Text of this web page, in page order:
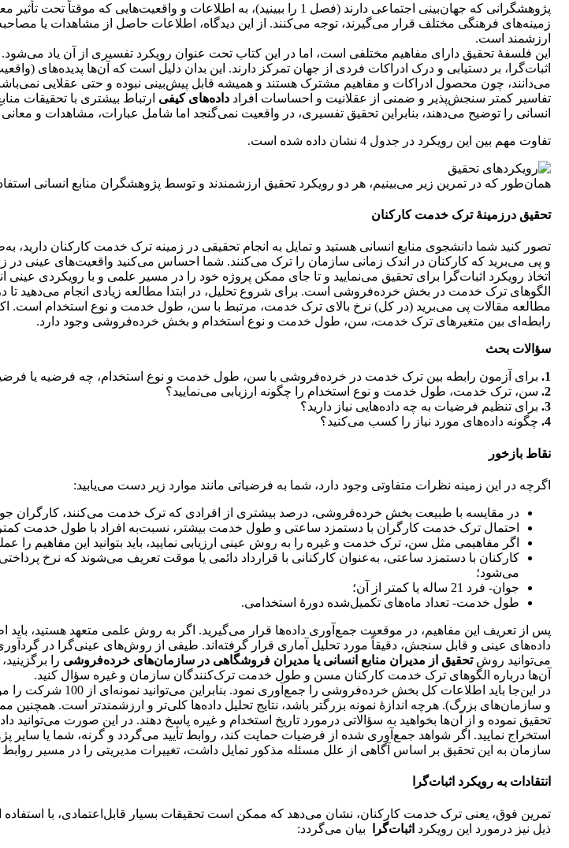
پژوهشگرانی که جهان‌بینی اجتماعی دارند (فصل 1 را ببینید)، به اطلاعات و
زمینه‌های فرهنگی مختلف قرار می‌گیرند، توجه می‌کنند. از این دیدگاه، اطلاعات حاصل از مشاهدات یا
ارزشمند است.
این فلسفۀ تحقیق دارای مفاهیم مختلفی است، اما در این کتاب تحت عنوان رویکرد تفسیری از آن یاد
اثبات‌گرا، بر دستیابی و درک ادراکات فردی از جهان تمرکز دارند. این بدان دلیل است که آن‌ها پدیده‌های
می‌دانند، چون محصول ادراکات و مفاهیم مشترک هستند و همیشه قابل پیش‌بینی نبوده و حتی عقلایی
تفاسیر کمتر سنجش‌پذیر و ضمنی از عقلانیت و احساسات افراد داده‌های کیفی ارتباط بیشتری با تحقیقات
انسانی را توضیح می‌دهند، بنابراین تحقیق تفسیری، در واقعیت نمی‌گنجد اما شامل عبارات، مشاهدات و
تفاوت مهم بین این رویکرد در جدول 4 نشان داده شده است.
همان‌طور که در تمرین زیر می‌بینیم، هر دو رویکرد تحقیق ارزشمندند و توسط پژوهشگران منابع انسانی
تحقیق درزمینۀ ترک خدمت کارکنان
تصور کنید شما دانشجوی منابع انسانی هستید و تمایل به انجام تحقیقی در زمینه ترک خدمت کارکنان
و پی می‌برید که کارکنان در اندک زمانی سازمان را ترک می‌کنند. شما احساس می‌کنید واقعیت‌های عینی در
اتخاذ رویکرد اثبات‌گرا برای تحقیق می‌نمایید و تا جای ممکن پروژه خود را در مسیر علمی و با رویکردی عینی
الگوهای ترک خدمت در بخش خرده‌فروشی است. برای شروع تحلیل، در ابتدا مطالعه زیادی انجام می‌دهید تا
مطالعه مقالات پی می‌برید (در کل) نرخ بالای ترک خدمت، مرتبط با سن، طول خدمت و نوع استخدام است.
رابطه‌ای بین متغیرهای ترک خدمت، سن، طول خدمت و نوع استخدام و بخش خرده‌فروشی وجود دارد.
سؤالات بحث
1. برای آزمون رابطه بین ترک خدمت در خرده‌فروشی با سن، طول خدمت و نوع استخدام، چه فرضیه یا
2. سن، ترک خدمت، طول خدمت و نوع استخدام را چگونه ارزیابی می‌نمایید؟
3. برای تنظیم فرضیات به چه داده‌هایی نیاز دارید؟
4. چگونه داده‌های مورد نیاز را کسب می‌کنید؟
نقاط بازخور
اگرچه در این زمینه نظرات متفاوتی وجود دارد، شما به فرضیاتی مانند موارد زیر دست می‌یابید:
در مقایسه با طبیعت بخش خرده‌فروشی، درصد بیشتری از افرادی که ترک خدمت می‌کنند، کارگران
احتمال ترک خدمت کارگران با دستمزد ساعتی و طول خدمت بیشتر، نسبت‌به افراد با طول خدمت
اگر مفاهیمی مثل سن، ترک خدمت و غیره را به روش عینی ارزیابی نمایید، باید بتوانید این مفاهیم را
کارکنان با دستمزد ساعتی، به‌عنوان کارکنانی با قرارداد دائمی یا موقت تعریف می‌شوند که نرخ
می‌شود؛
جوان- فرد 21 ساله یا کمتر از آن؛
طول خدمت- تعداد ماه‌های تکمیل‌شده دورۀ استخدامی.
پس از تعریف این مفاهیم، در موقعیت جمع‌آوری داده‌ها قرار می‌گیرید. اگر به روش علمی متعهد هستید، باید
داده‌های عینی و قابل سنجش، دقیقاً مورد تحلیل آماری قرار گرفته‌اند. طیفی از روش‌های عینی‌گرا در گردآوری
می‌توانید روشتحقیق از مدیران منابع انسانی یا مدیران فروشگاهی در سازمان‌های خرده‌فروشی را
آن‌ها درباره الگوهای ترک خدمت کارکنان مسن و طول خدمت ترک‌کنندگان سازمان و غیره سؤال کنید.
در این‌جا باید اطلاعات کل
و سازمان‌های بزرگ). هرچه اندازۀ نمونه بزرگتر باشد، نتایج تحلیل داده‌ها کلی‌تر و ارزشمندتر است.
تحقیق نموده و از آن‌ها بخواهید به سؤالاتی درمورد تاریخ استخدام و غیره پاسخ دهند. در این صورت می‌توانید
استخراج نمایید. اگر شواهد جمع‌آوری شده از فرضیات حمایت کند، روابط تأیید می‌گردد و گرنه، شما یا سایر
سازمان به این تحقیق بر اساس آگاهی از علل مسئله مذکور تمایل داشت، تغییرات مدیریتی را در مسیر روابط
انتقادات به رویکرد اثبات‌گرا
تمرین فوق، یعنی ترک خدمت کارکنان، نشان می‌دهد که ممکن است تحقیقات بسیار قابل‌اعتمادی، با استفاده
ذیل نیز درمورد این رویکرد اثبات‌گرا بیان می‌گردد: